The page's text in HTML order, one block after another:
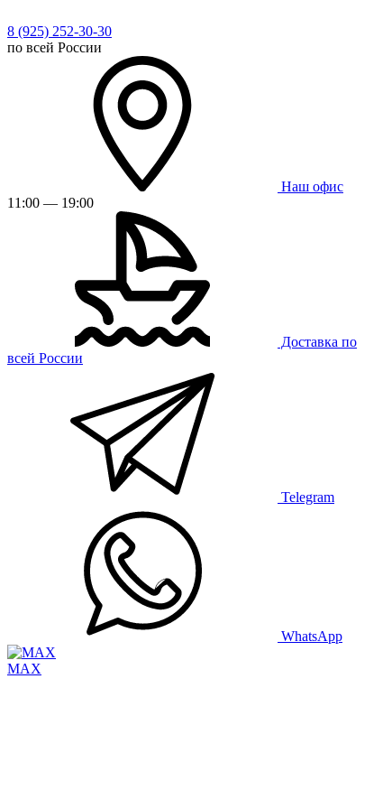
8 (925) 252-30-30
по всей России
Наш офис
11:00 — 19:00
Доставка по
всей России
Telegram
WhatsApp
MAX